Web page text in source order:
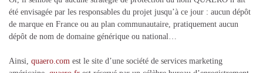
été envisagée par les responsables du projet jusqu’à ce jour : aucun dépôt
de marque en France ou au plan communautaire, pratiquement aucun
dépôt de nom de domaine générique ou national…
Ainsi, quaero.com est le site d’une société de services marketing